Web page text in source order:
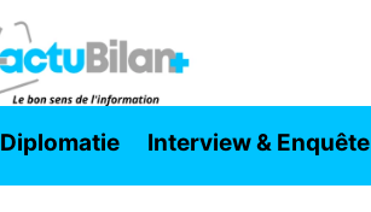
Diplomatie Interview & Enquête